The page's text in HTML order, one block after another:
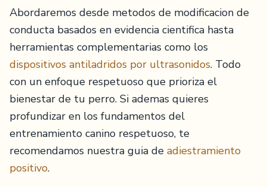
Abordaremos desde metodos de modificacion de
conducta basados en evidencia cientifica hasta
herramientas complementarias como los
dispositivos antiladridos por ultrasonidos. Todo
con un enfoque respetuoso que prioriza el
bienestar de tu perro. Si ademas quieres
profundizar en los fundamentos del
entrenamiento canino respetuoso, te
recomendamos nuestra guia de adiestramiento
positivo.